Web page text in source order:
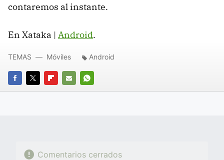
contaremos al instante.
En Xataka | Android.
FACEBOOK
TWITTERFLIPBOARD
E-
WHATSAPP
TEMAS Móviles Android
Comentarios cerrados